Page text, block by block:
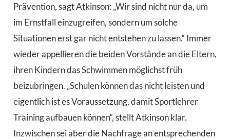
Prävention, sagt Atkinson: „Wir sind nicht nur da, um
im Ernstfall einzugreifen, sondern um solche
Situationen erst gar nicht entstehen zu lassen.“ Immer
wieder appellieren die beiden Vorstände an die Eltern,
ihren Kindern das Schwimmen möglichst früh
beizubringen. „Schulen können das nicht leisten und
eigentlich ist es Voraussetzung, damit Sportlehrer
Training aufbauen können“, stellt Atkinson klar.
Inzwischen sei aber die Nachfrage an entsprechenden